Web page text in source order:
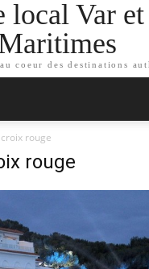
local Var
coeur des destinations
rouge
rouge